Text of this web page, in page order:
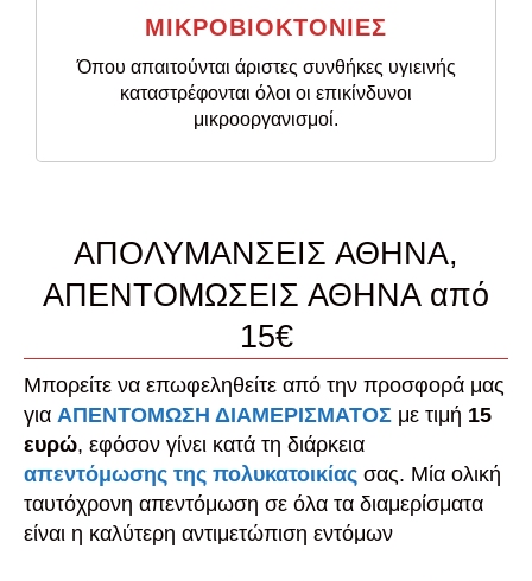
ΜΙΚΡΟΒΙΟΚΤΟΝΙΕΣ
Όπου απαιτούνται άριστες συνθήκες υγιεινής
καταστρέφονται όλοι οι επικίνδυνοι
μικροοργανισμοί.
ΑΠΟΛΥΜΑΝΣΕΙΣ ΑΘΗΝΑ,
ΑΠΕΝΤΟΜΩΣΕΙΣ ΑΘΗΝΑ από
15€
Μπορείτε να επωφεληθείτε από την προσφορά μας
για ΑΠΕΝΤΟΜΩΣΗ ΔΙΑΜΕΡΙΣΜΑΤΟΣ με τιμή 15
ευρώ, εφόσον γίνει κατά τη διάρκεια
απεντόμωσης της πολυκατοικίας σας. Μία ολική
ταυτόχρονη απεντόμωση σε όλα τα διαμερίσματα
είναι η καλύτερη αντιμετώπιση εντόμων